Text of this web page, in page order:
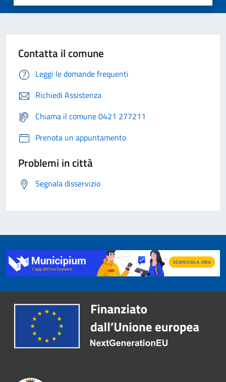
Contatta il comune
Leggi le domande frequenti
Richiedi Assistenza
Chiama il comune 0421 277211
Prenota un appuntamento
Problemi in città
Segnala disservizio